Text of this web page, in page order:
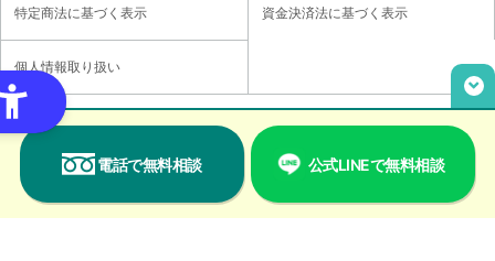
電話で無料相談 公式LINEで無料相談
無料⾒積り・相談 LINE無料相談
ご意見箱
取材・講演依頼
社長メッセージ
特定商法に基づく表示 資金決済法に基づく表示
個人情報取り扱い
Copyright© Relief,Inc All rights reserved.